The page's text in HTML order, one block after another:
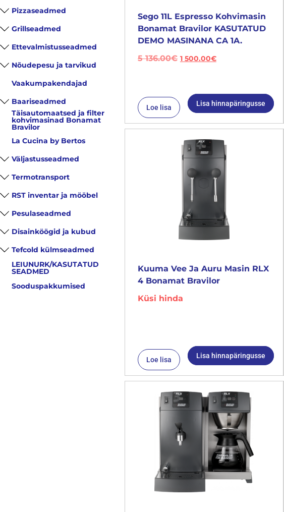
Pizzaseadmed
Grillseadmed
Ettevalmistusseadmed
Nõudepesu ja tarvikud
Vaakumpakendajad
Baariseadmed
Täisautomaatsed ja filter
kohvimasinad Bonamat
Bravilor
La Cucina by Bertos
Väljastusseadmed
Termotransport
RST inventar ja mööbel
Pesulaseadmed
Disainköögid ja kubud
Tefcold külmseadmed
LEIUNURK/KASUTATUD
SEADMED
Sooduspakkumised
Sego 11L Espresso Kohvimasin
Bonamat Bravilor KASUTATUD
DEMO MASINANA CA 1A.
5 136.00€ 1 500.00€
Loe lisa Lisa hinnapäringusse
Kuuma Vee Ja Auru Masin RLX
4 Bonamat Bravilor
Küsi hinda
Loe lisa Lisa hinnapäringusse